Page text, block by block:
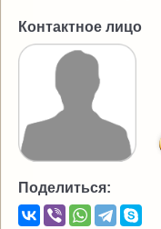
Контактное лицо
Поделиться: